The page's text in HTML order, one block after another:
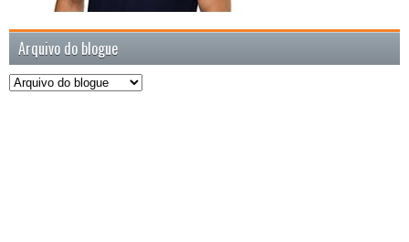
Arquivo do blogue